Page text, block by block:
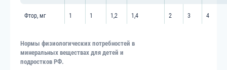
Фтор, мг 1 1 1,2 1,4 2 3 4
Нормы физиологических потребностей в
минеральных веществах для детей и
подростков РФ.